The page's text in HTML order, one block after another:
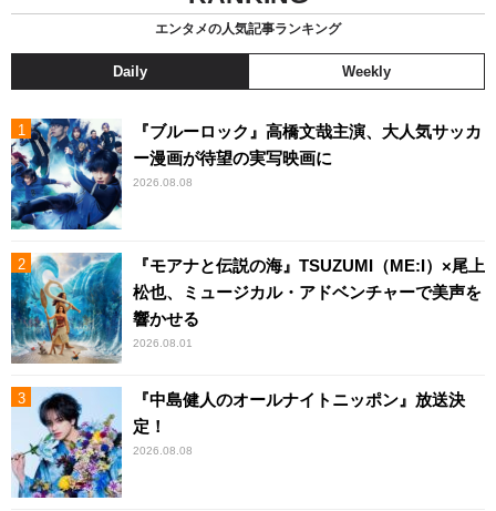
エンタメの人気記事ランキング
Daily Weekly
『ブルーロック』高橋文哉主演、大人気サッカ
ー漫画が待望の実写映画に
2026.08.08
『モアナと伝説の海』TSUZUMI（ME:I）×尾上
松也、ミュージカル・アドベンチャーで美声を
響かせる
2026.08.01
『中島健人のオールナイトニッポン』放送決
定！
2026.08.08